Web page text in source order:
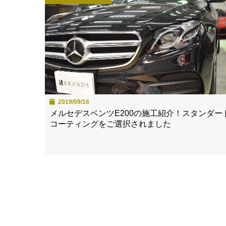
2019/09/16
メルセデスベンツE200の施工紹介！スタンダー
コーティングをご選択されました